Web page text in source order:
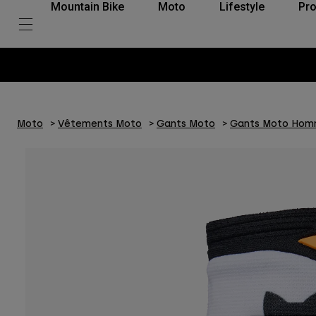
Mountain Bike Moto Lifestyle
Moto Vêtements Moto Gants Moto Gants Moto